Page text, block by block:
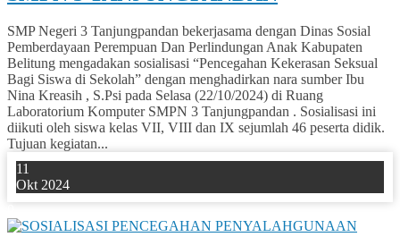
SMP Negeri 3 Tanjungpandan bekerjasama dengan Dinas Sosial
Pemberdayaan Perempuan Dan Perlindungan Anak Kabupaten
Belitung mengadakan sosialisasi “Pencegahan Kekerasan Seksual
Bagi Siswa di Sekolah” dengan menghadirkan nara sumber Ibu
Nina Kreasih , S.Psi pada Selasa (22/10/2024) di Ruang
Laboratorium Komputer SMPN 3 Tanjungpandan . Sosialisasi ini
diikuti oleh siswa kelas VII, VIII dan IX sejumlah 46 peserta didik.
Tujuan kegiatan...
11
Okt 2024